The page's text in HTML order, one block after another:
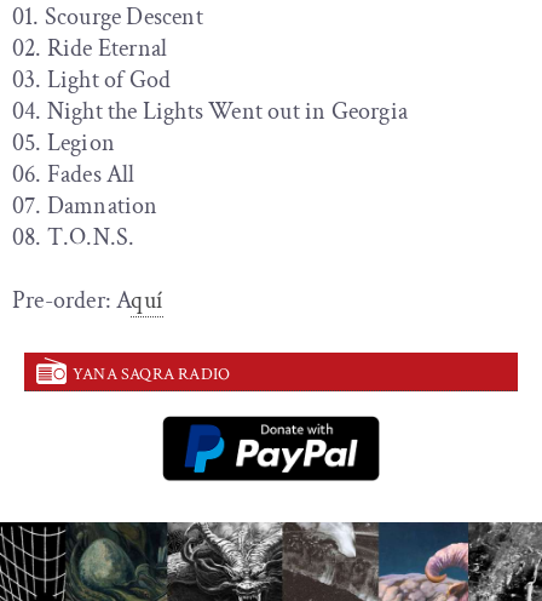
01. Scourge Descent
02. Ride Eternal
03. Light of God
04. Night the Lights Went out in Georgia
05. Legion
06. Fades All
07. Damnation
08. T.O.N.S.
Pre-order: Aquí
YANA SAQRA RADIO